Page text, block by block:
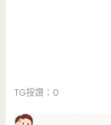
TG按讚：0